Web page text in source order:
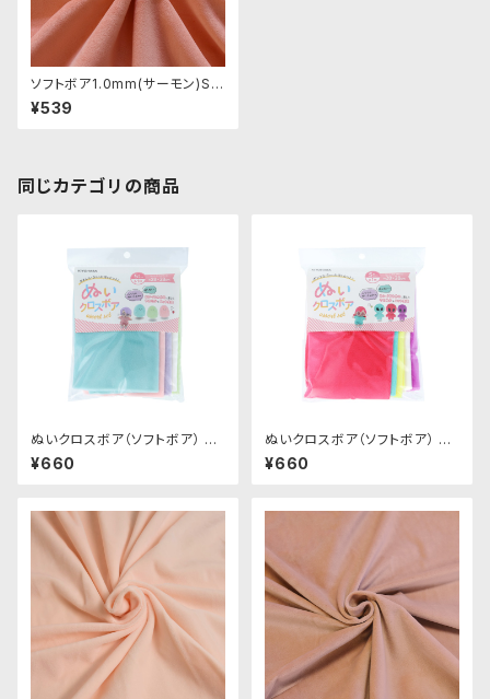
ソフトボア1.0mm(サーモン)SS
B107 ぬいぐるみ用短毛ボア生
地 20cm
¥539
同じカテゴリの商品
ぬいクロスボア（ソフトボア） ア
ソートセット（パステルカラー）｜
清原株式会社
¥660
ぬいクロスボア（ソフトボア） ア
ソートセット（ビビッドカラー）｜
清原株式会社
¥660